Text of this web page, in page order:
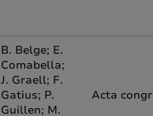
B. Belge; E.
Comabella;
J. Graell; F.
Gatius; P.
Guillen; M.
Acta